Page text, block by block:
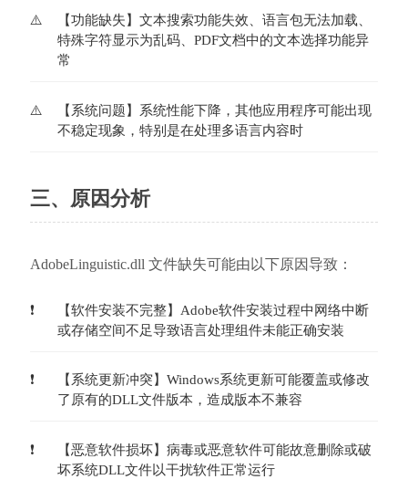
【功能缺失】文本搜索功能失效、语言包无法加载、
特殊字符显示为乱码、PDF文档中的文本选择功能异
常
【系统问题】系统性能下降，其他应用程序可能出现
不稳定现象，特别是在处理多语言内容时
三、原因分析
AdobeLinguistic.dll 文件缺失可能由以下原因导致：
【软件安装不完整】Adobe软件安装过程中网络中断
或存储空间不足导致语言处理组件未能正确安装
【系统更新冲突】Windows系统更新可能覆盖或修改
了原有的DLL文件版本，造成版本不兼容
【恶意软件损坏】病毒或恶意软件可能故意删除或破
坏系统DLL文件以干扰软件正常运行